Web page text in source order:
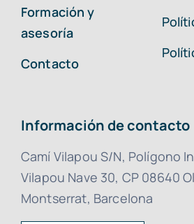
Formación y
asesoría
Contacto
Información de contacto
Camí Vilapou S/N, Polígono
Vilapou Nave 30, CP 08640
Montserrat, Barcelona